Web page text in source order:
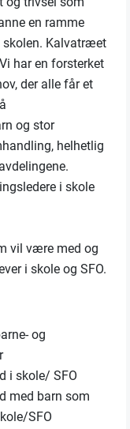
en ramme
skolen. Kalvatræet
har en forsterket
der alle får et
og stor
helhetlig
i skole
vil være med og
i skole og SFO.
og
i skole/ SFO
med barn som
SFO